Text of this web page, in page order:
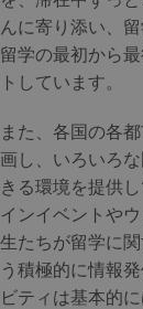
んに寄り添い、
留学の最初から
トしています。
また、各国の各
画し、いろいろ
きる環境を提供
インイベントや
生たちが留学に
う積極的に情報
ビティは基本的